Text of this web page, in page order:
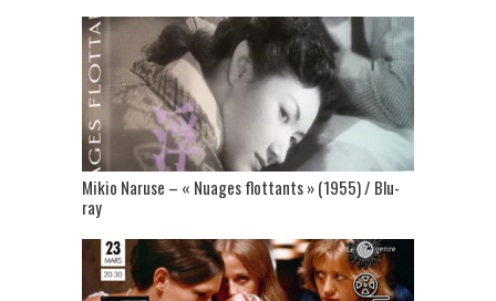
Mikio Naruse – « Nuages flottants » (1955) / Blu-
ray